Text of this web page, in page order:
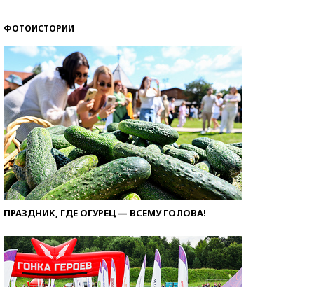
ФОТОИСТОРИИ
ПРАЗДНИК, ГДЕ ОГУРЕЦ — ВСЕМУ ГОЛОВА!